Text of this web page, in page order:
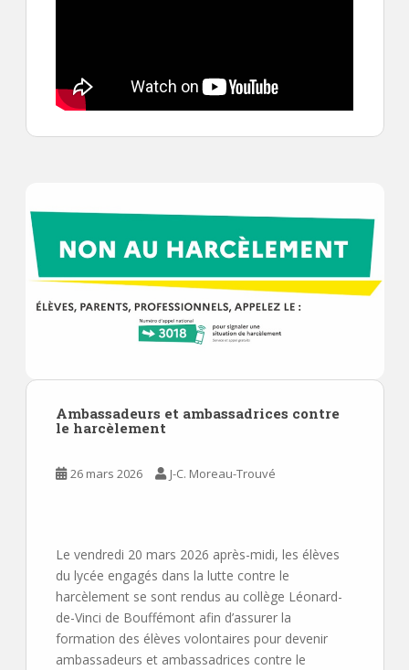
Ambassadeurs et ambassadrices contre
le harcèlement
26 mars 2026 J-C. Moreau-Trouvé
Le vendredi 20 mars 2026 après-midi, les élèves
du lycée engagés dans la lutte contre le
harcèlement se sont rendus au collège Léonard-
de-Vinci de Bouffémont afin d’assurer la
formation des élèves volontaires pour devenir
ambassadeurs et ambassadrices contre le